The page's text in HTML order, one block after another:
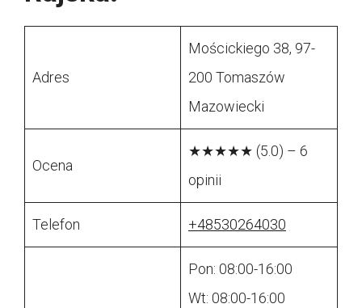
Adres
Mościckiego 38, 97-
200 Tomaszów
Mazowiecki
Ocena
★★★★★ (5.0) – 6
opinii
Telefon +48530264030
Pon: 08:00-16:00
Wt: 08:00-16:00